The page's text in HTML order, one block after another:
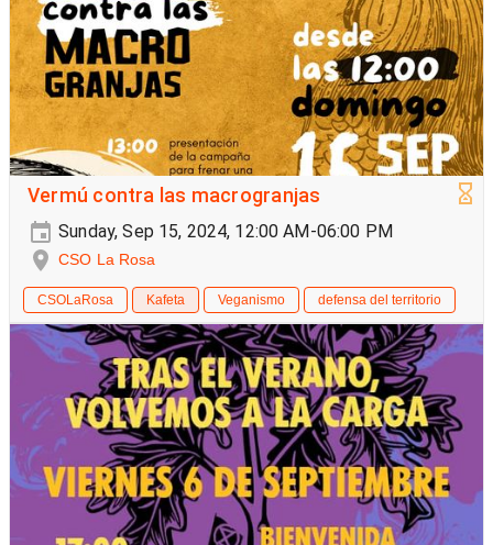
Vermú contra las macrogranjas
Sunday, Sep 15, 2024, 12:00 AM-06:00 PM
CSO La Rosa
CSOLaRosa Kafeta Veganismo defensa del territorio